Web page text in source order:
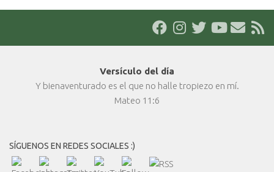
Versículo del día
Y bienaventurado es el que no halle tropiezo en mí.
Mateo 11:6
SÍGUENOS EN REDES SOCIALES :)